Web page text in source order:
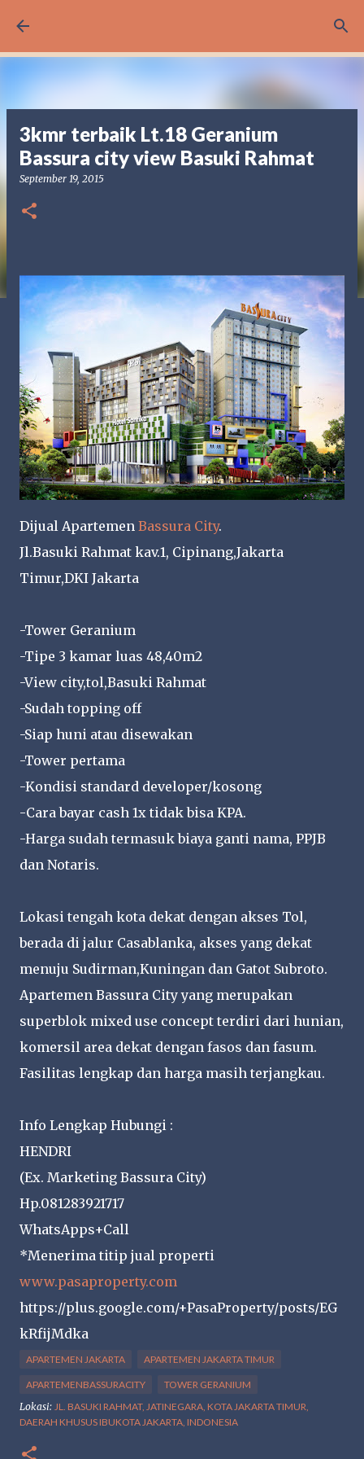
3kmr terbaik Lt.18 Geranium
Bassura city view Basuki Rahmat
September 19, 2015
Dijual Apartemen Bassura City.
Jl.Basuki Rahmat kav.1, Cipinang,Jakarta
Timur,DKI Jakarta
-Tower Geranium
-Tipe 3 kamar luas 48,40m2
-View city,tol,Basuki Rahmat
-Sudah topping off
-Siap huni atau disewakan
-Tower pertama
-Kondisi standard developer/kosong
-Cara bayar cash 1x tidak bisa KPA.
-Harga sudah termasuk biaya ganti nama, PPJB
dan Notaris.
Lokasi tengah kota dekat dengan akses Tol,
berada di jalur Casablanka, akses yang dekat
menuju Sudirman,Kuningan dan Gatot Subroto.
Apartemen Bassura City yang merupakan
superblok mixed use concept terdiri dari hunian,
komersil area dekat dengan fasos dan fasum.
Fasilitas lengkap dan harga masih terjangkau.
Info Lengkap Hubungi :
HENDRI
(Ex. Marketing Bassura City)
Hp.081283921717
WhatsApps+Call
*Menerima titip jual properti
www.pasaproperty.com
https://plus.google.com/+PasaProperty/posts/EG
kRfijMdka
APARTEMEN JAKARTA APARTEMEN JAKARTA TIMUR
APARTEMENBASSURACITY
TOWER GERANIUM
Lokasi: JL. BASUKI RAHMAT, JATINEGARA, KOTA JAKARTA TIMUR,
DAERAH KHUSUS IBUKOTA JAKARTA, INDONESIA